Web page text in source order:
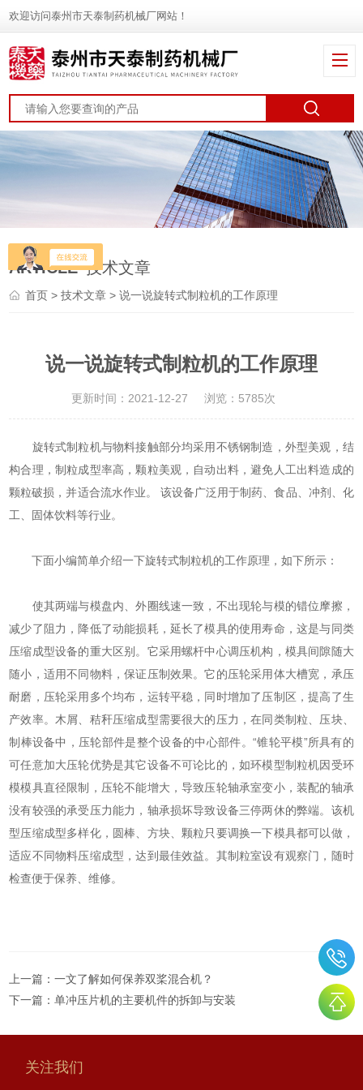
欢迎访问泰州市天泰制药机械厂网站！
ARTICLE 技术文章
首页 >技术文章 > 说一说旋转式制粒机的工作原理
说一说旋转式制粒机的工作原理
更新时间：2021-12-27 浏览：5785次
旋转式制粒机与物料接触部分均采用不锈钢制造，外型美观，结
构合理，制粒成型率高，颗粒美观，自动出料，避免人工出料造成的
颗粒破损，并适合流水作业。 该设备广泛用于制药、食品、冲剂、化
工、固体饮料等行业。
下面小编简单介绍一下旋转式制粒机的工作原理，如下所示：
使其两端与模盘内、外圈线速一致，不出现轮与模的错位摩擦，
减少了阻力，降低了动能损耗，延长了模具的使用寿命，这是与同类
压缩成型设备的重大区别。它采用螺杆中心调压机构，模具间隙随大
随小，适用不同物料，保证压制效果。它的压轮采用体大槽宽，承压
耐磨，压轮采用多个均布，运转平稳，同时增加了压制区，提高了生
产效率。木屑、秸秆压缩成型需要很大的压力，在同类制粒、压块、
制棒设备中，压轮部件是整个设备的中心部件。“锥轮平模”所具有的
可任意加大压轮优势是其它设备不可论比的，如环模型制粒机因受环
模模具直径限制，压轮不能增大，导致压轮轴承室变小，装配的轴承
没有较强的承受压力能力，轴承损坏导致设备三停两休的弊端。该机
型压缩成型多样化，圆棒、方块、颗粒只要调换一下模具都可以做，
适应不同物料压缩成型，达到最佳效益。其制粒室设有观察门，随时
检查便于保养、维修。
上一篇：一文了解如何保养双桨混合机？
下一篇：单冲压片机的主要机件的拆卸与安装
关注我们